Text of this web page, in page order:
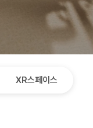
XR스페이스